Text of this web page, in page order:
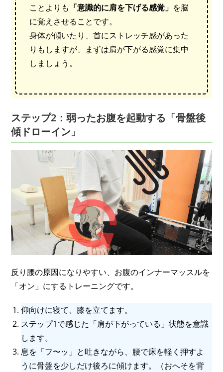
ことよりも 「意識的に肩を下げる感覚」 を脳
に覚えさせることです。
身体が傾いたり、首にストレッチ感があった
りもしますが、まずは肩が下がる感覚に集中
しましょう。
ステップ2：弱ったお腹を起動する「骨盤後
傾ドローイン」
反り腰の原因になりやすい、お腹のインナーマッスルを
「オン」にするトレーニングです。
仰向けに寝て、膝を立てます。
ステップ1で感じた「肩が下がっている」状態を意識
します。
息を「フ〜ッ」と吐きながら、腰で床を軽く押すよ
うに骨盤を少しだけ後ろに傾けます。（おへそを背